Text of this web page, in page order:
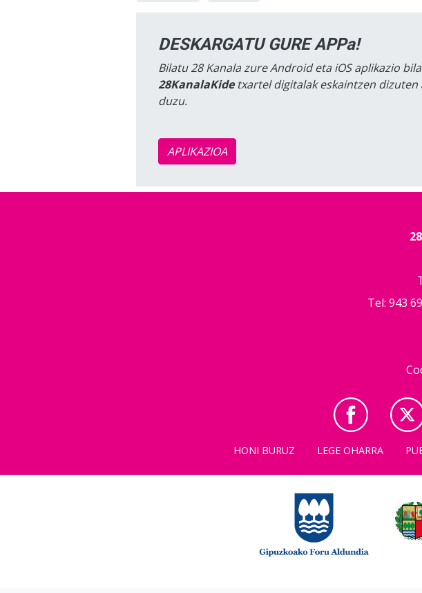
DESKARGATU GURE APPa!
Bilatu 28 Kanala zure Android eta iOS aplikazio
28KanalaKidetxartel digitalak eskaintzen dizuten
duzu.
APLIKAZIOA
Tel: 943
HONI BURUZ LEGE OHARRA